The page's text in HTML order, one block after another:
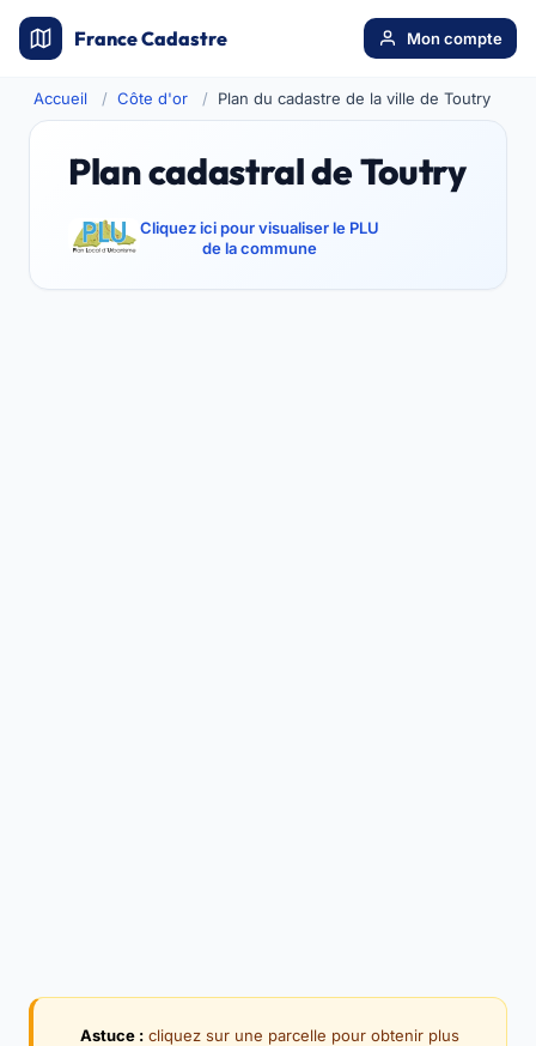
France Cadastre Mon compte
Accueil Côte d'or Plan du cadastre de la ville de Toutry
Plan cadastral de Toutry
Cliquez ici pour visualiser le PLU
de la commune
Astuce : cliquez sur une parcelle pour obtenir plus